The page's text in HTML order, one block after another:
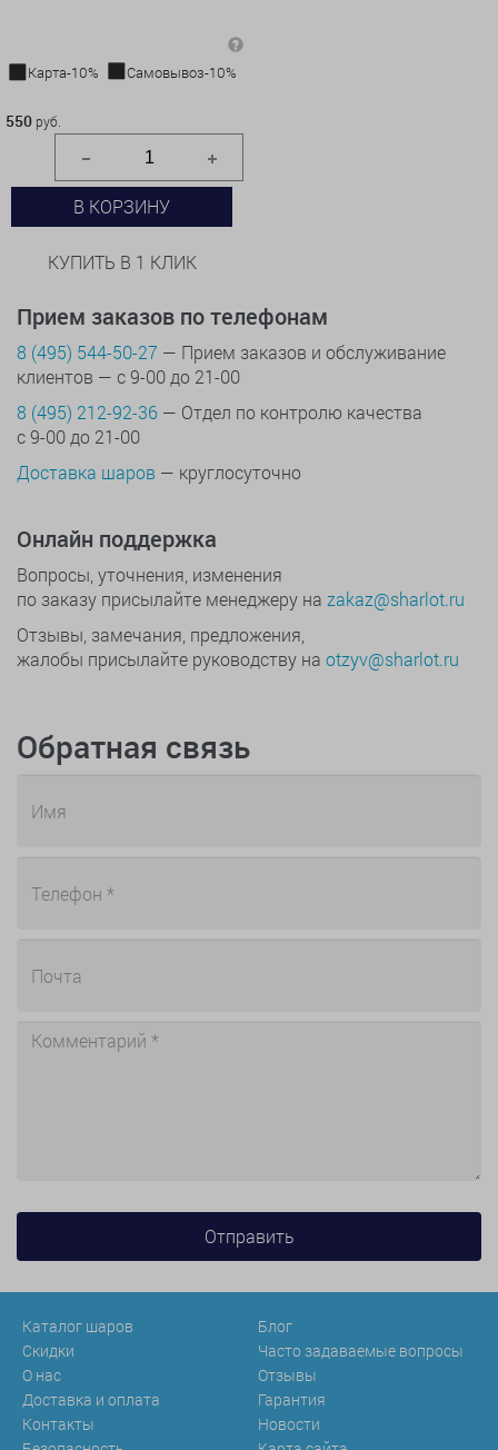
Карта-10%
Самовывоз-10%
550 руб.
В КОРЗИНУ
КУПИТЬ В 1 КЛИК
Прием заказов по телефонам
8 (495) 544-50-27 — Прием заказов и обслуживание
клиентов — с 9-00 до 21-00
8 (495) 212-92-36 — Отдел по контролю качества
с 9-00 до 21-00
Доставка шаров — круглосуточно
Онлайн поддержка
Вопросы, уточнения, изменения
по заказу присылайте менеджеру на zakaz@sharlot.ru
Отзывы, замечания, предложения,
жалобы присылайте руководству на otzyv@sharlot.ru
Обратная связь
Каталог шаров
Скидки
О нас
Доставка и оплата
Контакты
Блог
Часто задаваемые вопросы
Отзывы
Гарантия
Новости